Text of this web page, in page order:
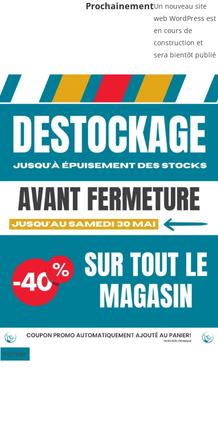
ProchainementUn nouveau site
web WordPress est
en cours de
construction et
sera bientôt publié
Fermer